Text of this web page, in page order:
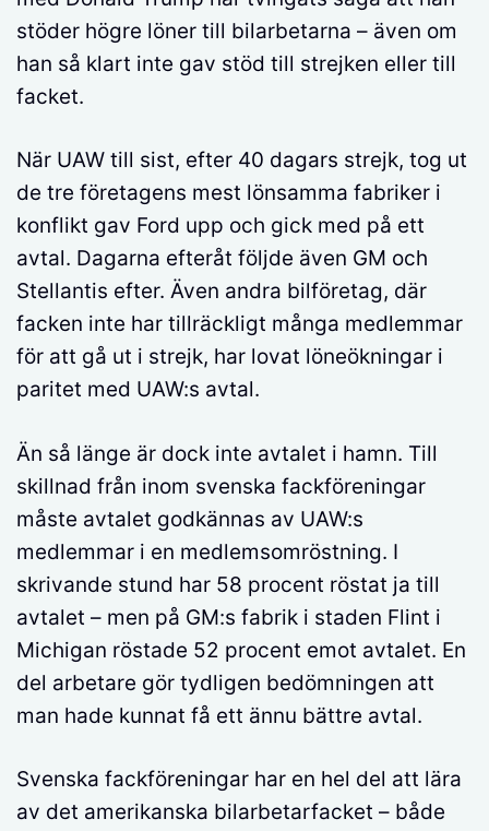
stöder högre löner till bilarbetarna – även om
han så klart inte gav stöd till strejken eller till
facket.
När UAW till sist, efter 40 dagars strejk, tog ut
de tre företagens mest lönsamma fabriker i
konflikt gav Ford upp och gick med på ett
avtal. Dagarna efteråt följde även GM och
Stellantis efter. Även andra bilföretag, där
facken inte har tillräckligt många medlemmar
för att gå ut i strejk, har lovat löneökningar i
paritet med UAW:s avtal.
Än så länge är dock inte avtalet i hamn. Till
skillnad från inom svenska fackföreningar
måste avtalet godkännas av UAW:s
medlemmar i en medlemsomröstning. I
skrivande stund har 58 procent röstat ja till
avtalet – men på GM:s fabrik i staden Flint i
Michigan röstade 52 procent emot avtalet. En
del arbetare gör tydligen bedömningen att
man hade kunnat få ett ännu bättre avtal.
Svenska fackföreningar har en hel del att lära
av det amerikanska bilarbetarfacket – både